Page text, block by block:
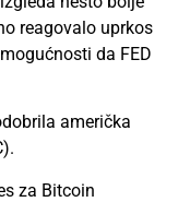
reagovalo uprkos
da FED
američka
za Bitcoin